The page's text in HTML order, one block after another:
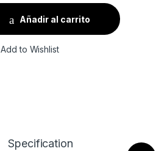
Añadir al carrito
Add to Wishlist
Specification